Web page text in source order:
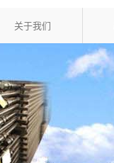
关于我们